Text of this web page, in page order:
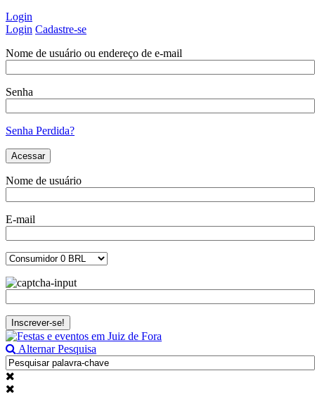
Login
Login Cadastre-se
Nome de usuário ou endereço de e-mail
Senha
Senha Perdida?
Nome de usuário
E-mail
Alternar Pesquisa